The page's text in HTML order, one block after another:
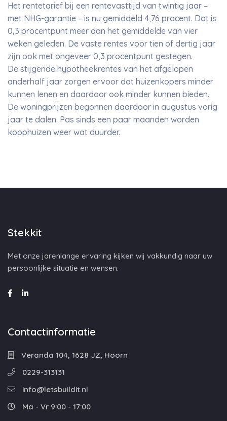
Het rentetarief bij een rentevasttijd van twintig jaar –
met NHG-garantie – is nu gemiddeld 4,76 procent. Dat is
0,3 procentpunt meer dan het gemiddelde van vier
weken geleden. De vaste rentes voor tien of dertig jaar
zijn ook met ongeveer 0,3 procentpunt gestegen.
De stijgende hypotheekrentes van het afgelopen
anderhalf jaar zorgen ervoor dat huizenkopers minder
kunnen lenen en daardoor ook minder kunnen bieden.
De woningprijzen begonnen daardoor in augustus vorig
jaar te dalen. Pas sinds een paar maanden worden
koophuizen weer wat duurder.
Stekkit
Met onze jarenlange ervaring kijken wij vakkundig naar uw
persoonlijke situatie en wensen.
Contactinformatie
Veranda 104, 1628 JZ, Hoorn
0229-313131
info@letsbuildit.nl
Ma - Vr 9:00 - 17:00